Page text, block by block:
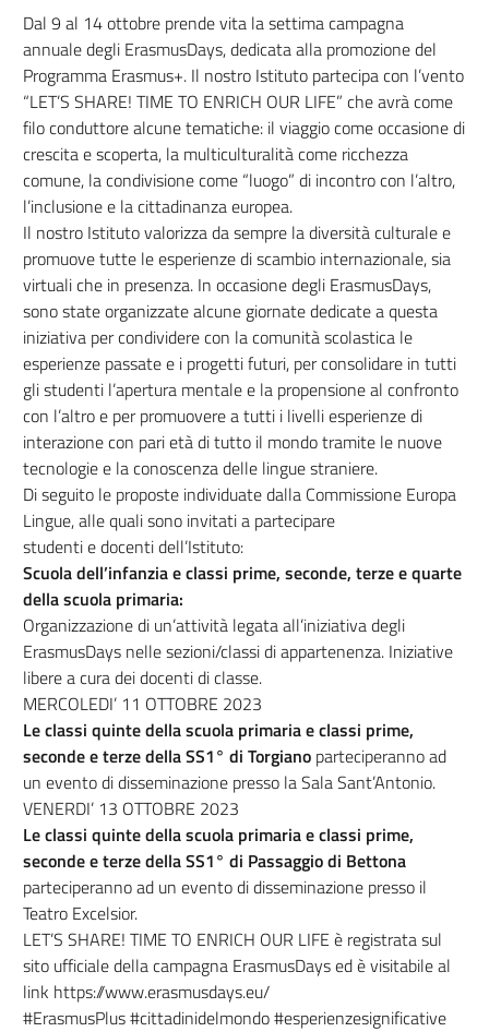
Dal 9 al 14 ottobre prende vita la settima campagna
annuale degli ErasmusDays, dedicata alla promozione del
Programma Erasmus+. Il nostro Istituto partecipa con l’vento
“LET’S SHARE! TIME TO ENRICH OUR LIFE” che avrà come
filo conduttore alcune tematiche: il viaggio come occasione di
crescita e scoperta, la multiculturalità come ricchezza
comune, la condivisione come “luogo” di incontro con l’altro,
l’inclusione e la cittadinanza europea.
Il nostro Istituto valorizza da sempre la diversità culturale e
promuove tutte le esperienze di scambio internazionale, sia
virtuali che in presenza. In occasione degli ErasmusDays,
sono state organizzate alcune giornate dedicate a questa
iniziativa per condividere con la comunità scolastica le
esperienze passate e i progetti futuri, per consolidare in tutti
gli studenti l’apertura mentale e la propensione al confronto
con l’altro e per promuovere a tutti i livelli esperienze di
interazione con pari età di tutto il mondo tramite le nuove
tecnologie e la conoscenza delle lingue straniere.
Di seguito le proposte individuate dalla Commissione Europa
Lingue, alle quali sono invitati a partecipare
studenti e docenti dell’Istituto:
Scuola dell’infanzia e classi prime, seconde, terze e quarte
della scuola primaria:
Organizzazione di un’attività legata all’iniziativa degli
ErasmusDays nelle sezioni/classi di appartenenza. Iniziative
libere a cura dei docenti di classe.
MERCOLEDI’ 11 OTTOBRE 2023
Le classi quinte della scuola primaria e classi prime,
seconde e terze della SS1° di Torgiano parteciperanno ad
un evento di disseminazione presso la Sala Sant’Antonio.
VENERDI’ 13 OTTOBRE 2023
Le classi quinte della scuola primaria e classi prime,
seconde e terze della SS1° di Passaggio di Bettona
parteciperanno ad un evento di disseminazione presso il
Teatro Excelsior.
LET’S SHARE! TIME TO ENRICH OUR LIFE è registrata sul
sito ufficiale della campagna ErasmusDays ed è visitabile al
link https://www.erasmusdays.eu/
#ErasmusPlus#cittadinidelmondo#esperienzesignificative